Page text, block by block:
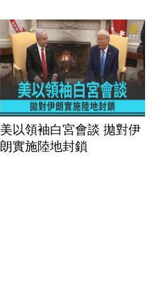
美以領袖白宮會談 拋對伊
朗實施陸地封鎖